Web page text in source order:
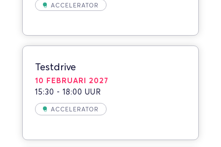
ACCELERATOR
Testdrive
10 FEBRUARI 2027
15:30 - 18:00 UUR
ACCELERATOR